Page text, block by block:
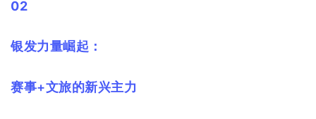
02
银发力量崛起：
赛事+文旅的新兴主力